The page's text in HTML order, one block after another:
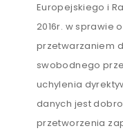
Europejskiego i
2016r. w sprawie
przetwarzaniem
swobodnego
uchylenia
danych jest
przetworzenia